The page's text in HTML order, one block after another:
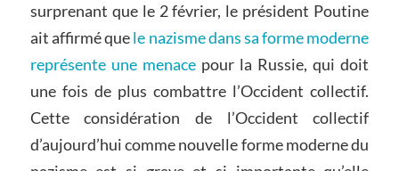
surprenant que le 2 février, le président Poutine
ait affirmé quele nazisme dans sa forme moderne
représente une menacepour la Russie, qui doit
une fois de plus combattre l’Occident collectif.
Cette considération de l’Occident collectif
d’aujourd’hui comme nouvelle forme moderne du